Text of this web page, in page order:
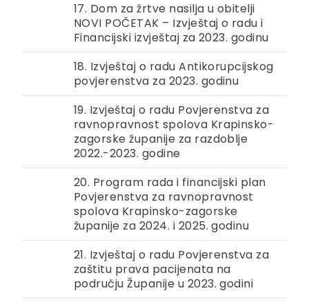
17. Dom za žrtve nasilja u obitelji
NOVI POČETAK – Izvještaj o radu i
Financijski izvještaj za 2023. godinu
18. Izvještaj o radu Antikorupcijskog
povjerenstva za 2023. godinu
19. Izvještaj o radu Povjerenstva za
ravnopravnost spolova Krapinsko-
zagorske županije za razdoblje
2022.-2023. godine
20. Program rada i financijski plan
Povjerenstva za ravnopravnost
spolova Krapinsko-zagorske
županije za 2024. i 2025. godinu
21. Izvještaj o radu Povjerenstva za
zaštitu prava pacijenata na
području Županije u 2023. godini